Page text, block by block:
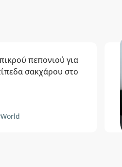
πεπονιού για
σακχάρου στο